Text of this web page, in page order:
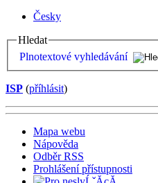
Česky
Hledat
Plnotextové vyhledávání
ISP (příhlásit)
Mapa webu
Nápověda
Odběr RSS
Prohlášení přístupnosti